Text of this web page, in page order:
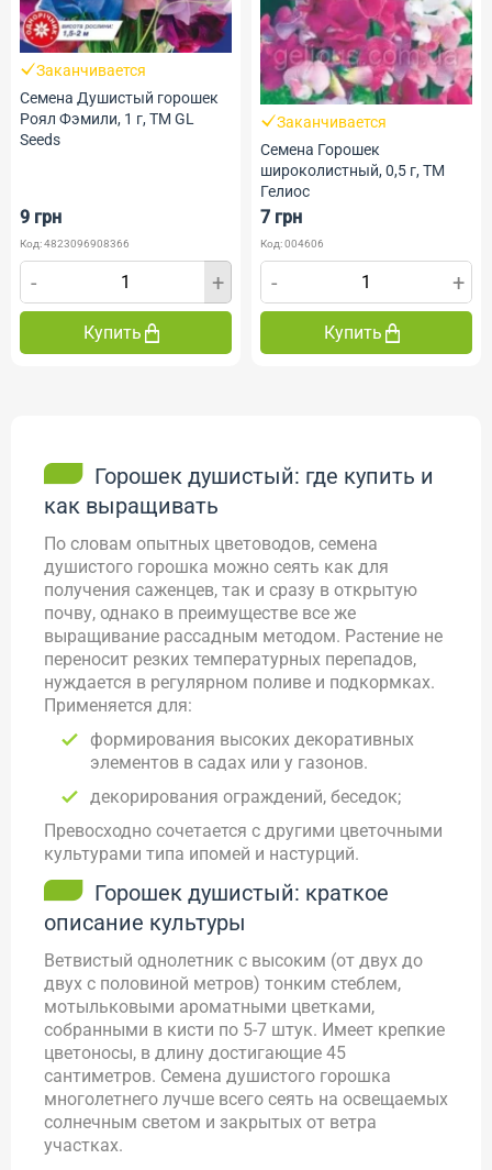
Заканчивается
Семена Душистый горошек
Роял Фэмили, 1 г, ТМ GL
Seeds
9 грн
Код: 4823096908366
- +
Купить
Заканчивается
Семена Горошек
широколистный, 0,5 г, ТМ
Гелиос
7 грн
Код: 004606
- +
Купить
Горошек душистый: где купить и
как выращивать
По словам опытных цветоводов, семена
душистого горошка можно сеять как для
получения саженцев, так и сразу в открытую
почву, однако в преимуществе все же
выращивание рассадным методом. Растение не
переносит резких температурных перепадов,
нуждается в регулярном поливе и подкормках.
Применяется для:
формирования высоких декоративных
элементов в садах или у газонов.
декорирования ограждений, беседок;
Превосходно сочетается с другими цветочными
культурами типа ипомей и настурций.
Горошек душистый: краткое
описание культуры
Ветвистый однолетник с высоким (от двух до
двух с половиной метров) тонким стеблем,
мотыльковыми ароматными цветками,
собранными в кисти по 5-7 штук. Имеет крепкие
цветоносы, в длину достигающие 45
сантиметров. Семена душистого горошка
многолетнего лучше всего сеять на освещаемых
солнечным светом и закрытых от ветра
участках.